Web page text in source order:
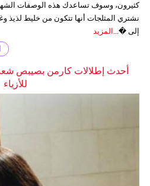
كثيرون، وسوف تساعدك هذه الوصفات
نشتري المثلجات أنها تتكون من خليط لذيذ
إلى �... المزيد
أحدث إطلالات كارمن بصيبص
للأزياء